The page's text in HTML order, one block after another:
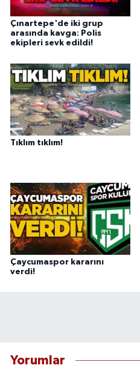
Çınartepe'de iki grup
arasında kavga: Polis
ekipleri sevk edildi!
Tıklım tıklım!
Çaycumaspor kararını
verdi!
Yorumlar